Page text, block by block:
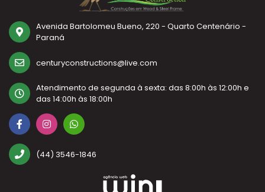
Avenida Bartolomeu Bueno, 220 - Quarto Centenário -
Paraná
centuryconstructions@live.com
Atendimento de segunda à sexta: das 8:00h às 12:00h e
das 14:00h às 18:00h
(44) 3546-1846